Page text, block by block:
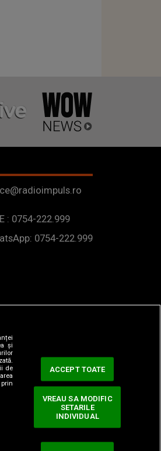
: 0754-222.999
0754-222.999
și
de
ACCEPT TOATE
VREAU SA MODIFIC
SETARILE
INDIVIDUAL